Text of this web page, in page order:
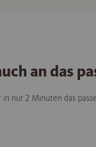
an das
nur 2 Minuten das